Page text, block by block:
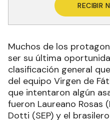
RECIBIR
Muchos de los
ser su última
clasificación general
del equipo Virgen de
que intentaron algún
fueron Laureano Rosas
Dotti (SEP) y el